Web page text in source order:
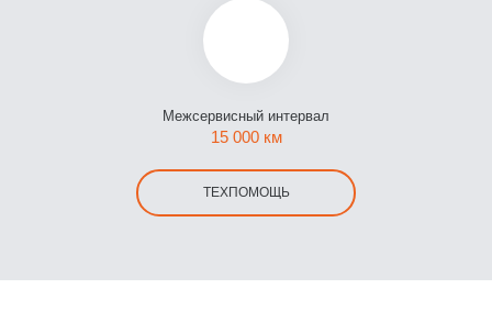
Межсервисный интервал
15 000 км
ТЕХПОМОЩЬ